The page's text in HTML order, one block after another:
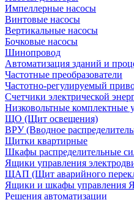
Импеллерные насосы
Винтовые насосы
Вертикальные насосы
Бочковые насосы
Шинопровод
Автоматизация зданий и
Частотные преобразователи
Частотно-регулируемый
Счетчики электрической
Низковольтные комплектные
ЩО (Щит освещения)
ВРУ (Вводное
Щитки квартирные
Шкафы распределительные
Ящики управления
ЩАП (Щит аварийного
Ящики и шкафы
Решения автоматизации